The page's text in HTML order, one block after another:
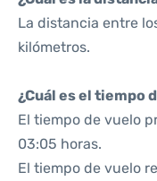
La distancia entre
kilómetros.
¿Cuál es el tiempo
El tiempo de vuelo
03:05 horas.
El tiempo de vuelo